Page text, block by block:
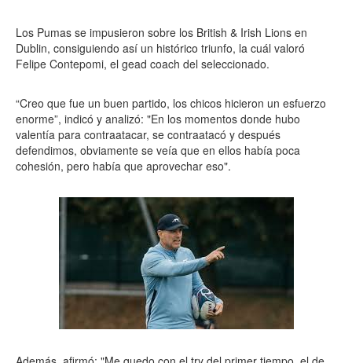
Los Pumas se impusieron sobre los British & Irish Lions en
Dublin, consiguiendo así un histórico triunfo, la cuál valoró
Felipe Contepomi, el gead coach del seleccionado.
“Creo que fue un buen partido, los chicos hicieron un esfuerzo
enorme”, indicó y analizó: "En los momentos donde hubo
valentía para contraatacar, se contraatacó y después
defendimos, obviamente se veía que en ellos había poca
cohesión, pero había que aprovechar eso".